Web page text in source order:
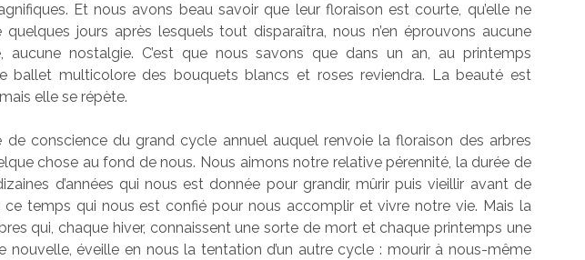
ou
diminuer
le
volume.
Et nous avons beau savoir que leur floraison est courte, qu’elle ne
quelques jours après lesquels tout disparaîtra, nous n’en éprouvons aucune
aucune nostalgie. C’est que nous savons que dans un an, au printemps
ballet multicolore des bouquets blancs et roses reviendra. La beauté est
elle se répète.
de conscience du grand cycle annuel auquel renvoie la floraison des arbres
chose au fond de nous. Nous aimons notre relative pérennité, la durée de
d’années qui nous est donnée pour grandir, mûrir puis vieillir avant de
ce temps qui nous est confié pour nous accomplir et vivre notre vie. Mais la
qui, chaque hiver, connaissent une sorte de mort et chaque printemps une
nouvelle, éveille en nous la tentation d’un autre cycle : mourir à nous-même